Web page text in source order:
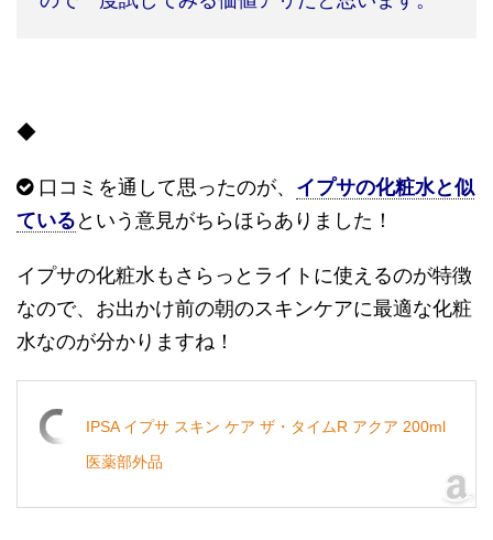
◆
口コミを通して思ったのが、 イプサの化粧水と似
ている という意見がちらほらありました！
イプサの化粧水もさらっとライトに使えるのが特徴
なので、お出かけ前の朝のスキンケアに最適な化粧
水なのが分かりますね！
IPSA イプサ スキン ケア ザ・タイムR アクア 200ml
医薬部外品